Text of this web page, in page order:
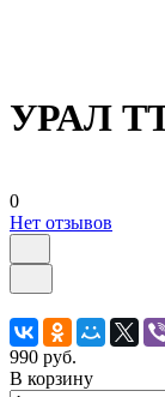
УРАЛ
0
Нет отзывов
990 руб.
В корзину